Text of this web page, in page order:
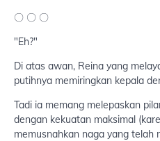
〇 〇 〇
"Eh?"
Di atas awan, Reina yang
putihnya memiringkan kepala
Tadi ia memang melepaskan
dengan kekuatan maksimal
memusnahkan naga yang telah